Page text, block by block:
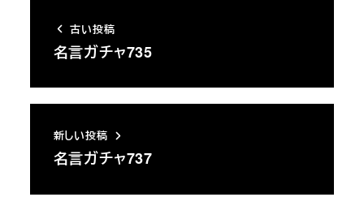
古い投稿
名言ガチャ735
新しい投稿
名言ガチャ737